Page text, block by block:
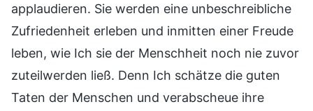
applaudieren. Sie werden eine unbeschreibliche
Zufriedenheit erleben und inmitten einer Freude
leben, wie Ich sie der Menschheit noch nie zuvor
zuteilwerden ließ. Denn Ich schätze die guten
Taten der Menschen und verabscheue ihre